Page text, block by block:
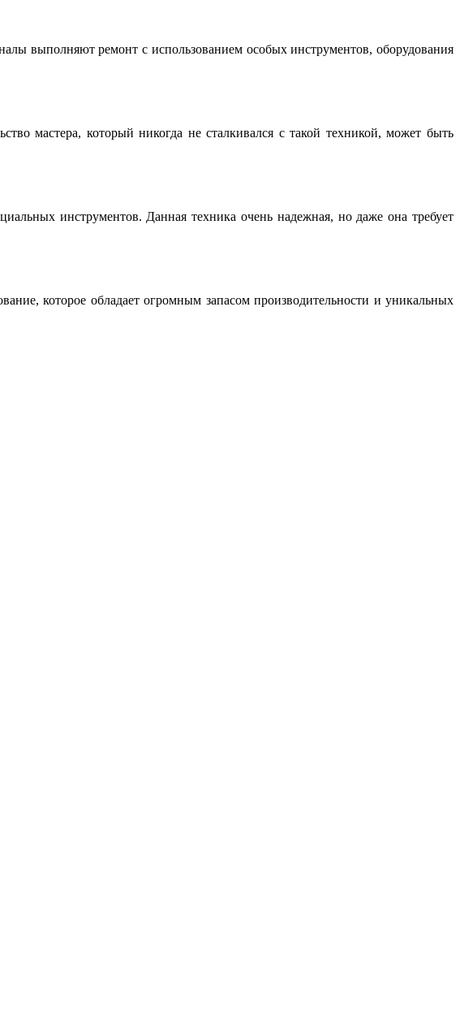
выполняют ремонт с использованием особых инструментов, оборудования
мастера, который никогда не сталкивался с такой техникой, может быть
инструментов. Данная техника очень надежная, но даже она требует
которое обладает огромным запасом производительности и уникальных